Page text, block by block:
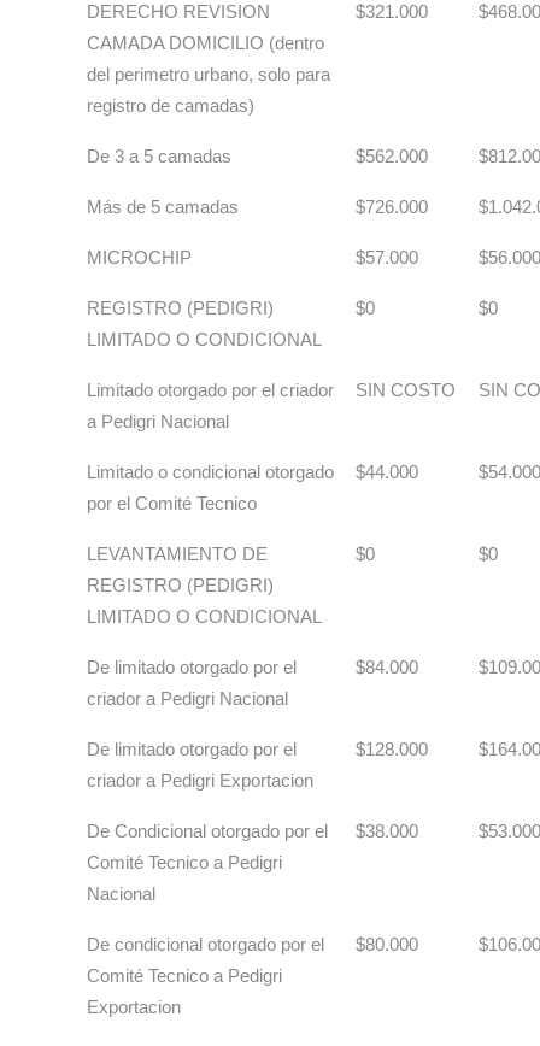
DERECHO REVISION
CAMADA DOMICILIO (dentro
del perimetro urbano, solo para
registro de camadas)
$321.000
De 3 a 5 camadas $562.000
Más de 5 camadas $726.000
MICROCHIP $57.000 $56.000
REGISTRO (PEDIGRI)
LIMITADO O CONDICIONAL
$0 $0
Limitado otorgado por el criador
a Pedigri Nacional
SIN COSTO SIN
Limitado o condicional otorgado
por el Comité Tecnico
$44.000 $54.000
LEVANTAMIENTO DE
REGISTRO (PEDIGRI)
LIMITADO O CONDICIONAL
$0 $0
De limitado otorgado por el
criador a Pedigri Nacional
$84.000
De limitado otorgado por el
criador a Pedigri Exportacion
$128.000
De Condicional otorgado por el
Comité Tecnico a Pedigri
Nacional
$38.000 $53.000
De condicional otorgado por el
Comité Tecnico a Pedigri
Exportacion
$80.000